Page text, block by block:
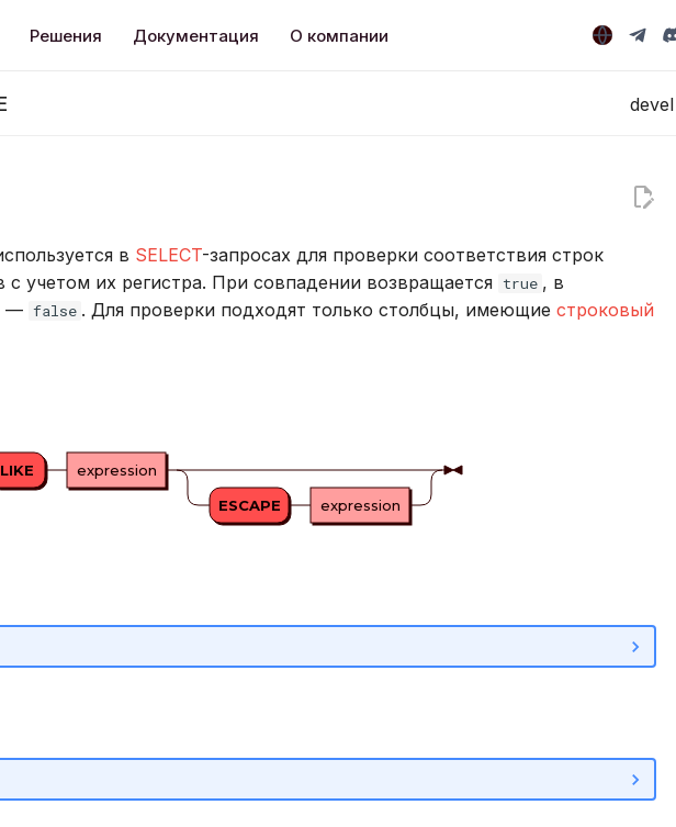
Решения Документация О компании
devel
в SELECT-запросах для проверки соответствия строк
учетом их регистра. При совпадении возвращается true , в
— false . Для проверки подходят только столбцы, имеющие строковый
LIKE
expression
ESCAPE
expression